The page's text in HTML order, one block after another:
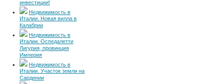
инвестиции!
Недвижимость в
Италии. Новая вилла в
Калабрии
Недвижимость в
Италии. Оспедалетти
Лигурия, провинция
Империя
Недвижимость в
Италии. Участок земли на
Сардинии